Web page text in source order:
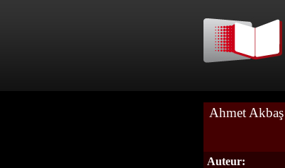
Ahmet Akbaş
Auteur: